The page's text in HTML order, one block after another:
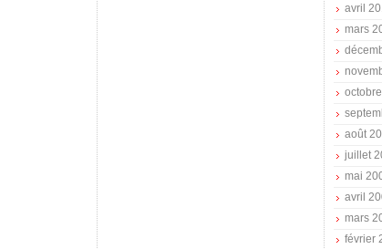
avril
mars
août
juillet
mai
avril
mars
février